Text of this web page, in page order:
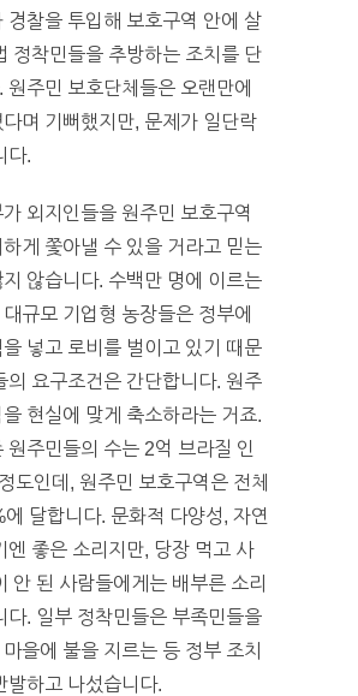
경찰을 투입해 보호구역 안에 살
정착민들을 추방하는 조치를 단
원주민 보호단체들은 오랜만에
며 기뻐했지만, 문제가 일단락
다.
외지인들을 원주민 보호구역
하게 쫓아낼 수 있을 거라고 믿는
않습니다. 수백만 명에 이르는
규모 기업형 농장들은 정부에
넣고 로비를 벌이고 있기 때문
의 요구조건은 간단합니다. 원주
현실에 맞게 축소하라는 거죠.
원주민들의 수는 2억 브라질 인
도인데, 원주민 보호구역은 전체
달합니다. 문화적 다양성, 자연
엔 좋은 소리지만, 당장 먹고 사
안 된 사람들에게는 배부른 소리
다. 일부 정착민들은 부족민들을
을에 불을 지르는 등 정부 조치
발하고 나섰습니다.